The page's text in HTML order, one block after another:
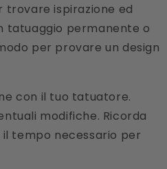
trovare ispirazione ed
tatuaggio permanente o
per provare un design
con il tuo tatuatore.
modifiche. Ricorda
tempo necessario per